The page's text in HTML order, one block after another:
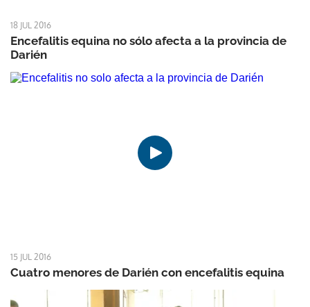
18 JUL 2016
Encefalitis equina no sólo afecta a la provincia de
Darién
15 JUL 2016
Cuatro menores de Darién con encefalitis equina